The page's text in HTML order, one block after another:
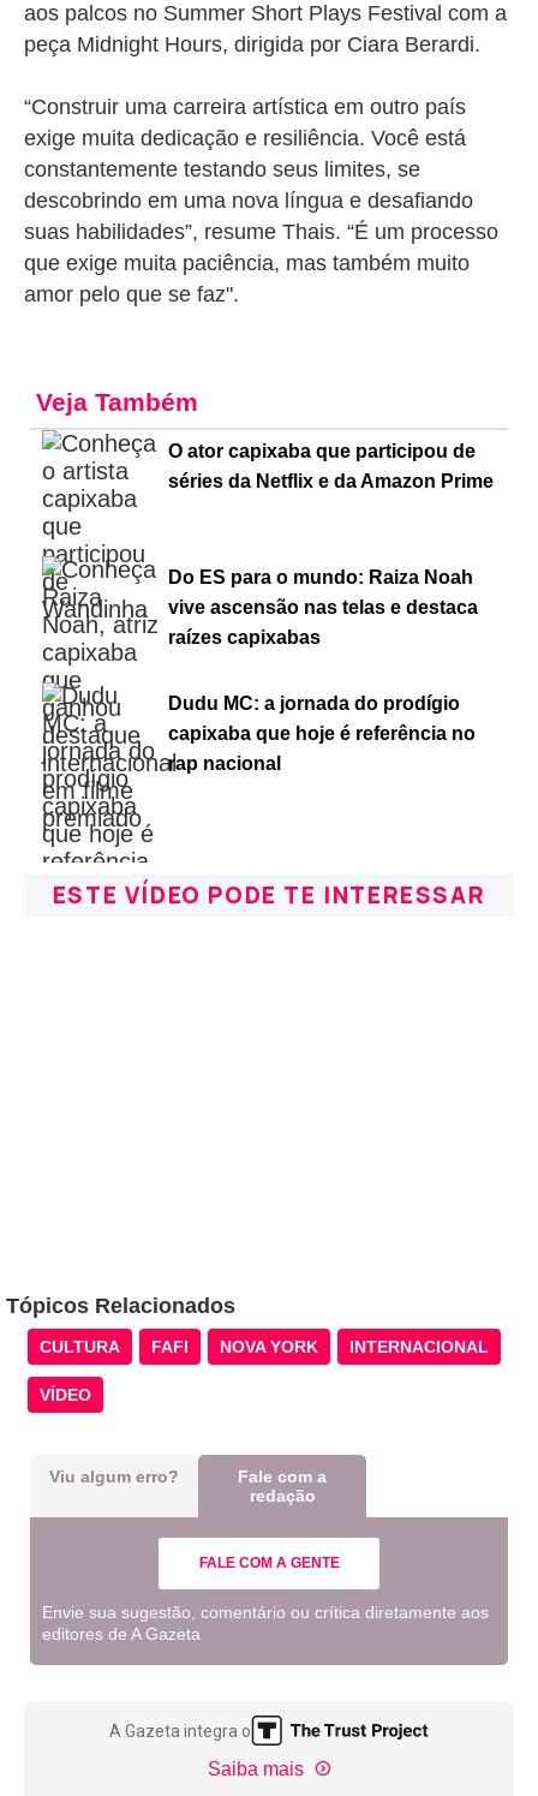
aos palcos no Summer Short Plays Festival com a
peça Midnight Hours, dirigida por Ciara Berardi.
“Construir uma carreira artística em outro país
exige muita dedicação e resiliência. Você está
constantemente testando seus limites, se
descobrindo em uma nova língua e desafiando
suas habilidades”, resume Thais. “É um processo
que exige muita paciência, mas também muito
amor pelo que se faz".
Veja Também
O ator capixaba que participou de
séries da Netflix e da Amazon Prime
Do ES para o mundo: Raiza Noah
vive ascensão nas telas e destaca
raízes capixabas
Dudu MC: a jornada do prodígio
capixaba que hoje é referência no
rap nacional
ESTE VÍDEO PODE TE INTERESSAR
Tópicos Relacionados
CULTURA FAFI NOVA YORK INTERNACIONAL
VÍDEO
Viu algum erro?
Fale com a
redação
FALE COM A GENTE
Envie sua sugestão, comentário ou crítica diretamente aos
editores de A Gazeta
A Gazeta integra o
Saiba mais